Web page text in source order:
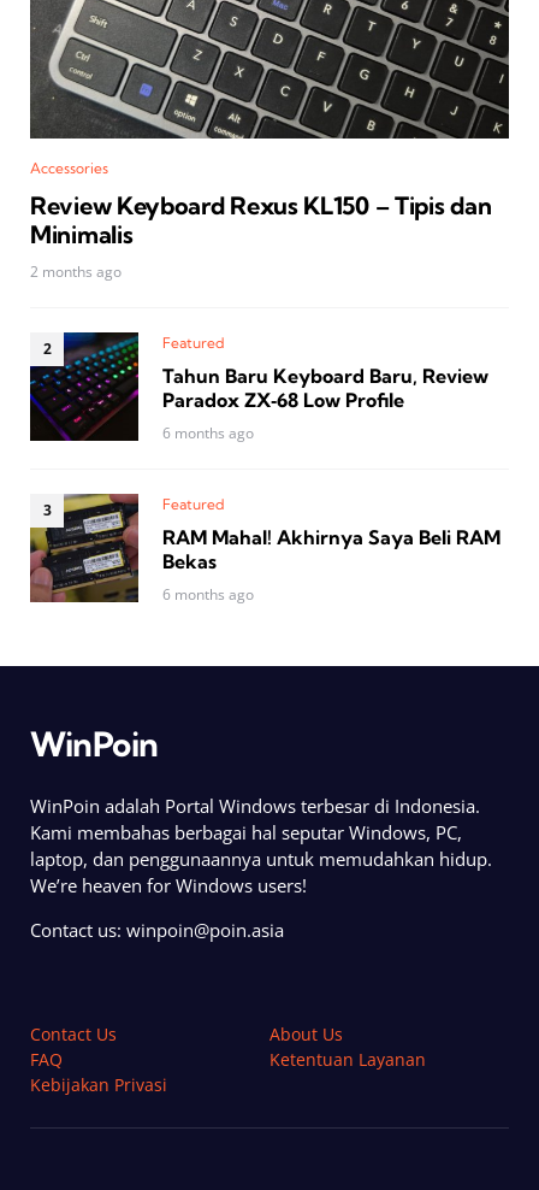
Accessories
Review Keyboard Rexus KL150 – Tipis dan
Minimalis
2 months ago
Featured
Tahun Baru Keyboard Baru, Review
Paradox ZX‑68 Low Profile
6 months ago
Featured
RAM Mahal! Akhirnya Saya Beli RAM
Bekas
6 months ago
WinPoin
WinPoin adalah Portal Windows terbesar di Indonesia.
Kami membahas berbagai hal seputar Windows, PC,
laptop, dan penggunaannya untuk memudahkan hidup.
We’re heaven for Windows users!
Contact us: winpoin@poin.asia
Contact Us
About Us
FAQ
Ketentuan Layanan
Kebijakan Privasi